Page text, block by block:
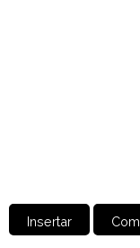
Insertar